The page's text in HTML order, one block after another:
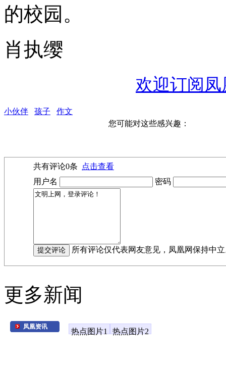
的校园。
肖执缨
欢迎订阅
小伙伴 孩子
作文
您可能对这些感兴趣：
共有评论0条
点击查看
用户名
密码
所有评论仅代表网友意见，凤凰网保持中
更多新闻
凤凰资讯
热点图片1 热点图片2